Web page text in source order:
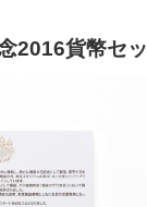
2016貨幣セ